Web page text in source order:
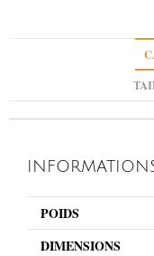
POIDS
DIMENSIONS